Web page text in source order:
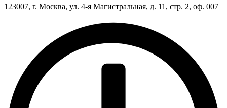
123007, г. Москва, ул. 4-я Магистральная, д. 11, стр. 2, оф. 007